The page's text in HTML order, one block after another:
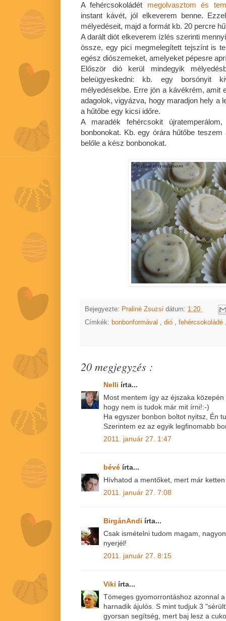
A fehércsokoládét megolvasztom és
instant kávét, jól elkeverem benne.
mélyedéseit, majd a formát kb. 20 percre
A darált diót elkeverem ízlés szerinti
össze, egy pici megmelegített tejszínt is
egész diószemeket, amelyeket pépesre
Először dió kerül mindegyik
beleügyeskedni: kb. egy borsónyit
mélyedésekbe. Erre jön a kávékrém, amit
adagolok, vigyázva, hogy maradjon hely a
a hűtőbe egy kicsi időre.
A maradék fehércsokit
bonbonokat. Kb. egy órára hűtőbe
belőle a kész bonbonokat.
Bejegyezte: Praliné Zsuzsi dátum: 1:20
Címkék: bonbonformával , dió , fehércsokoládé
20 megjegyzés :
Nelli írta...
Most mentem így az éjszaka
hogy nem is tudok már mit írni!:-)
Ha egyszer bonbon boltot nyitsz, Én
Szerintem ez az egyik legfinomabb
2011. január 27. 1:47
bévé írta...
Hívhatod a mentőket, mert már
2011. január 27. 7:08
BirgánAndi írta...
Csak ismételni tudom magam,
nyerjél!
2011. január 27. 8:15
Viki írta...
Tömeges gyomorrontáshoz azonnal
harnadik ájulós. S mint tudjuk 3
gyorsan segítség, mert baj lesz a